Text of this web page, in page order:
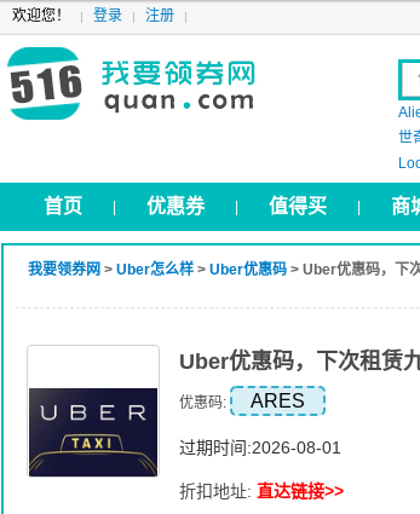
欢迎您！ 登录 注册
世
首页 优惠券 值得买 商
我要领券网 > Uber怎么样 > Uber优惠码 > Uber优惠码，下
Uber优惠码，下次租赁
优惠码: ARES
过期时间:2026-08-01
折扣地址: 直达链接>>